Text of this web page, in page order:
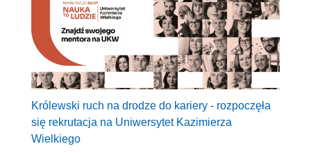
Królewski ruch na drodze do kariery - rozpoczęła
się rekrutacja na Uniwersytet Kazimierza
Wielkiego